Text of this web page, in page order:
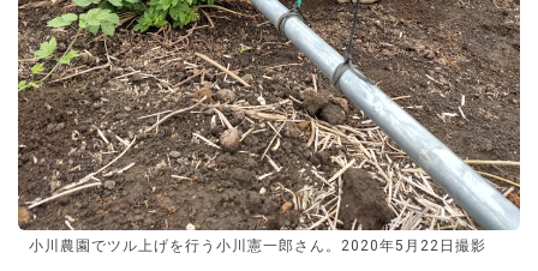
小川農園でツル上げを行う小川憲一郎さん。2020年5月22日撮影